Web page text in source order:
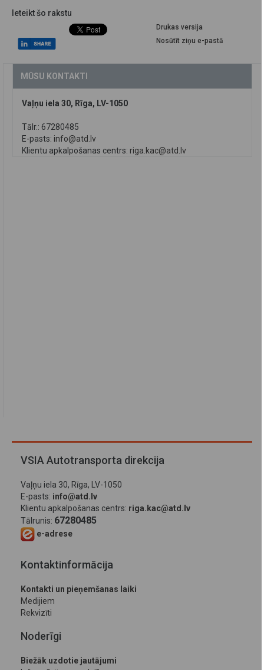
Ieteikt šo rakstu
Drukas versija
Nosūtīt ziņu e-pastā
MŪSU KONTAKTI
Vaļņu iela 30, Rīga, LV-1050
Tālr.: 67280485
E-pasts: info@atd.lv
Klientu apkalpošanas centrs: riga.kac@atd.lv
VSIA Autotransporta direkcija
Vaļņu iela 30, Rīga, LV-1050
E-pasts: info@atd.lv
Klientu apkalpošanas centrs: riga.kac@atd.lv
Tālrunis: 67280485
e-adrese
Kontaktinformācija
Kontakti un pieņemšanas laiki
Medijiem
Rekvizīti
Noderīgi
Biežāk uzdotie jautājumi